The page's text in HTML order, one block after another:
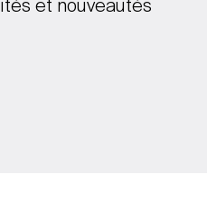
et nouveautés